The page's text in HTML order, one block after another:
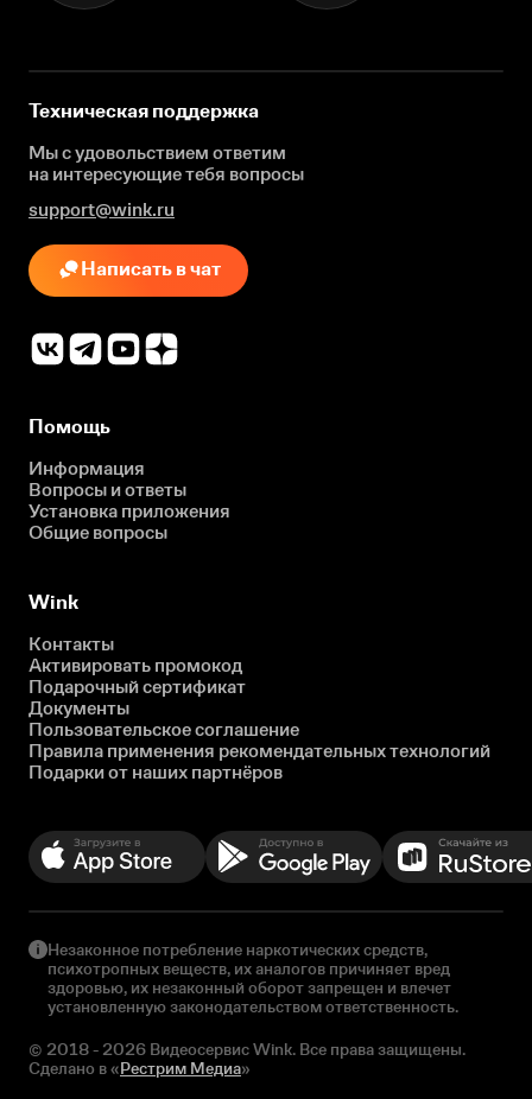
Техническая поддержка
Мы с удовольствием ответим
на интересующиетебя вопросы
support@wink.ru
Написать в чат
Помощь
Информация
Вопросы и ответы
Установка приложения
Общие вопросы
Wink
Контакты
Активировать промокод
Подарочный сертификат
Документы
Пользовательское соглашение
Правила применения рекомендательных технологий
Подарки от наших партнёров
Незаконное потребление наркотических средств,
психотропных веществ, их аналогов причиняет вред
здоровью, их незаконный оборот запрещен и влечет
установленную законодательством ответственность.
© 2018 - 2026 Видеосервис Wink. Все права защищены.
Сделано в «Рестрим Медиа»